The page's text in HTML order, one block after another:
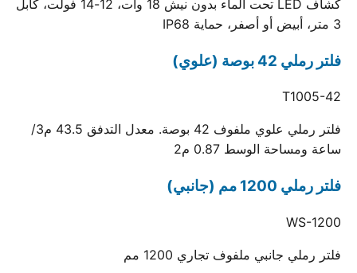
كشاف LED تحت الماء بدون نيش 18 وات، 12-14 فولت، كابل
3 متر، أبيض أو أصفر، حماية IP68
فلتر رملي 42 بوصة (علوي)
T1005-42
فلتر رملي علوي ملفوف 42 بوصة. معدل التدفق 43.5 م3/
ساعة ومساحة الوسط 0.87 م2
فلتر رملي 1200 مم (جانبي)
WS-1200
فلتر رملي جانبي ملفوف تجاري 1200 مم